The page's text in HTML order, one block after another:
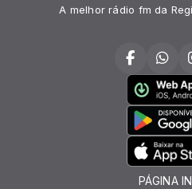
A melhor rádio fm da
PÁGINA